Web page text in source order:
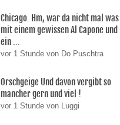
Chicago. Hm, war da nicht mal was
mit einem gewissen Al Capone und
ein ...
vor 1 Stunde von Do Puschtra
Orschgeige Und davon vergibt so
mancher gern und viel !
vor 1 Stunde von Luggi